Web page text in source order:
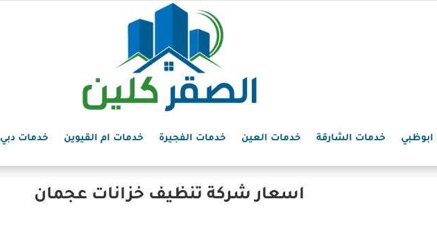
خدمات الشارقة خدمات العين خدمات الفجيرة خدمات ام القيوين خدمات دبي
اسعار شركة تنظيف خزانات عجمان